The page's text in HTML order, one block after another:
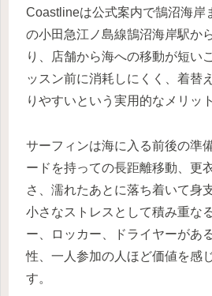
Coastlineは公式案内で鵠沼海岸
の小田急江ノ島線鵠沼海岸駅か
り、店舗から海への移動が短い
ッスン前に消耗しにくく、着替
りやすいという実用的なメリッ
サーフィンは海に入る前後の準
ードを持っての長距離移動、更
さ、濡れたあとに落ち着いて身
小さなストレスとして積み重な
ー、ロッカー、ドライヤーがあ
性、一人参加の人ほど価値を感
す。